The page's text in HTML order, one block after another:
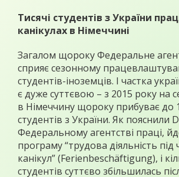
Тисячі студентів з України
канікулах в Німеччині
Загалом щороку Федеральне
сприяє сезонному
студентів-іноземців. І частка
є дуже суттєвою – з 2015 року на
в Німеччину щороку прибуває до
студентів з України. Як пояснили
Федеральному агентстві праці,
програму “трудова діяльність під
канікул” (Ferienbeschäftigung), і
студентів суттєво збільшилась